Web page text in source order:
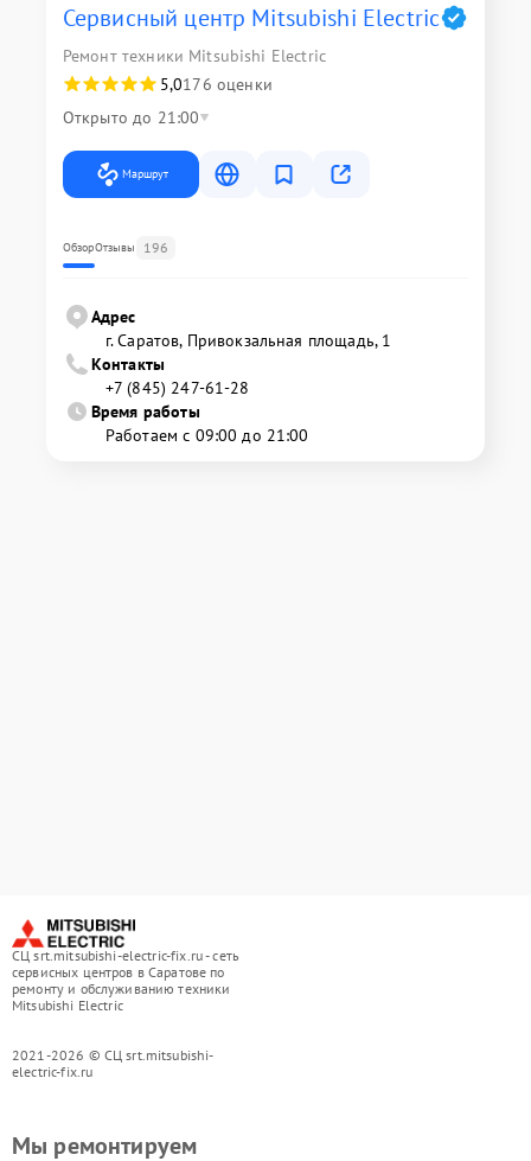
Сервисный центр Mitsubishi Electric
Ремонт техники Mitsubishi Electric
5,0176 оценки
Открыто до 21:00
Маршрут
ОбзорОтзывы 196
Адрес
г. Саратов, Привокзальная площадь, 1
Контакты
+7 (845) 247-61-28
Время работы
Работаем с 09:00 до 21:00
СЦ srt.mitsubishi-electric-fix.ru - сеть
сервисных центров в Саратове по
ремонту и обслуживанию техники
Mitsubishi Electric
2021-2026 © СЦ srt.mitsubishi-
electric-fix.ru
Мы ремонтируем